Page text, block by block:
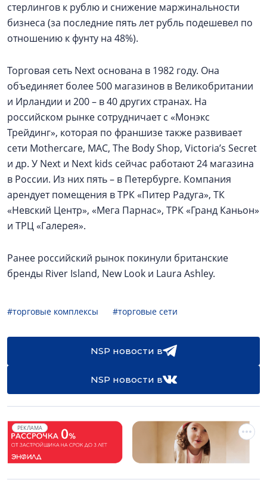
стерлингов к рублю и снижение маржинальности
бизнеса (за последние пять лет рубль подешевел по
отношению к фунту на 48%).
Торговая сеть Next основана в 1982 году. Она
объединяет более 500 магазинов в Великобритании
и Ирландии и 200 – в 40 других странах. На
российском рынке сотрудничает с «Монэкс
Трейдинг», которая по франшизе также развивает
сети Mothercare, MAC, The Body Shop, Victoria’s Secret
и др. У Next и Next kids сейчас работают 24 магазина
в России. Из них пять – в Петербурге. Компания
арендует помещения в ТРК «Питер Радуга», ТК
«Невский Центр», «Мега Парнас», ТРК «Гранд Каньон»
и ТРЦ «Галерея».
Ранее российский рынок покинули британские
бренды River Island, New Look и Laura Ashley.
#торговые комплексы #торговые сети
NSP новости в
NSP новости в
РЕКЛАМА